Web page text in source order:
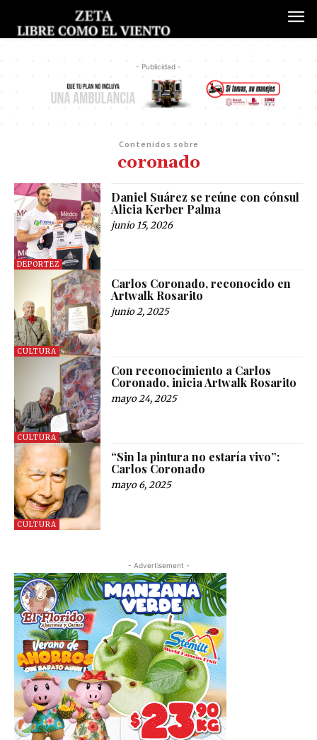
- Publicidad -
Contenidos sobre
coronado
DEPORTEZ
Daniel Suárez se reúne con cónsul
Alicia Kerber Palma
junio 15, 2026
CULTURA
Carlos Coronado, reconocido en
Artwalk Rosarito
junio 2, 2025
CULTURA
Con reconocimiento a Carlos
Coronado, inicia Artwalk Rosarito
mayo 24, 2025
CULTURA
“Sin la pintura no estaría vivo”:
Carlos Coronado
mayo 6, 2025
- Advertisement -